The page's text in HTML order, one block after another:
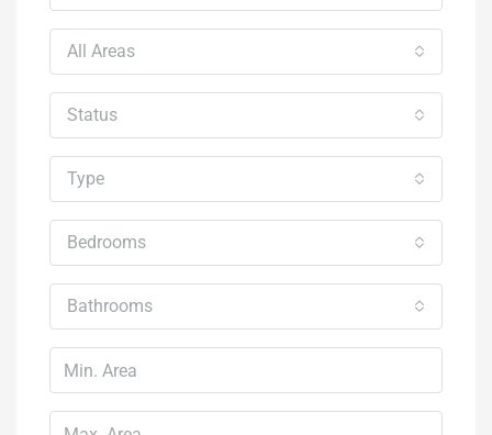
All Areas
Status
Type
Bedrooms
Bathrooms